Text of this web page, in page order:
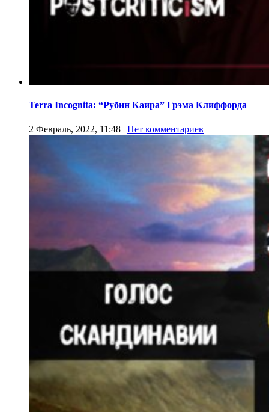
Terra Incognita: “Рубин Каира” Грэма Клиффорда
2 Февраль, 2022, 11:48 | Нет комментариев